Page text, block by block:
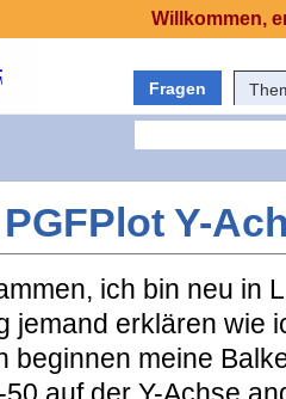
Fragen
Y-
ich bin neu in
jemand erklären wie
beginnen meine
Willkommen,